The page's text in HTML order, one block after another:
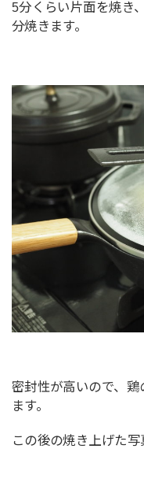
5分くらい片面を焼き
分焼きます。
密封性が高いので、
ます。
この後の焼き上げた